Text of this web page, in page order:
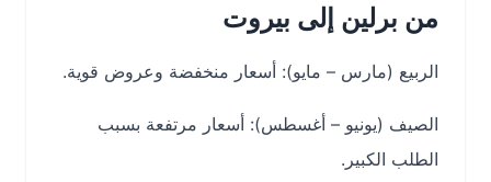
من برلين إلى بيروت
الربيع (مارس – مايو): أسعار منخفضة وعروض قوية.
الصيف (يونيو – أغسطس): أسعار مرتفعة بسبب
الطلب الكبير.